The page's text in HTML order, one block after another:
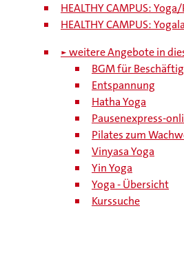
HEALTHY CAMPUS:
HEALTHY CAMPUS:
► weitere Angebote in
BGM für
Entspannung
Hatha Yoga
Pausenexpress-
Pilates zum
Vinyasa Yoga
Yin Yoga
Yoga - Übersicht
Kurssuche